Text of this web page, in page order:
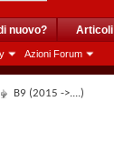
Azioni Forum
nuovo? Articoli
B9 (2015 ->....)